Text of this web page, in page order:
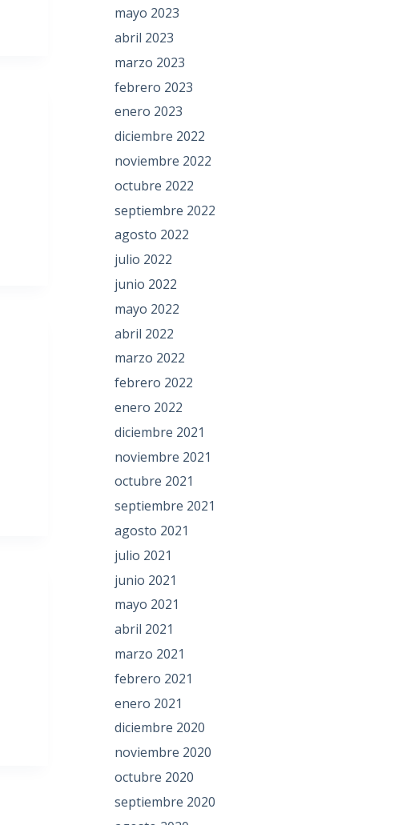
mayo 2023
abril 2023
marzo 2023
febrero 2023
enero 2023
diciembre 2022
noviembre 2022
octubre 2022
septiembre 2022
agosto 2022
julio 2022
junio 2022
mayo 2022
abril 2022
marzo 2022
febrero 2022
enero 2022
diciembre 2021
noviembre 2021
octubre 2021
septiembre 2021
agosto 2021
julio 2021
junio 2021
mayo 2021
abril 2021
marzo 2021
febrero 2021
enero 2021
diciembre 2020
noviembre 2020
octubre 2020
septiembre 2020